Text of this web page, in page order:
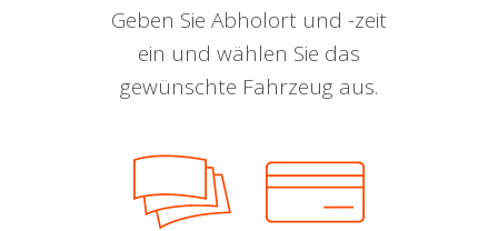
Geben Sie Abholort und -zeit
ein und wählen Sie das
gewünschte Fahrzeug aus.